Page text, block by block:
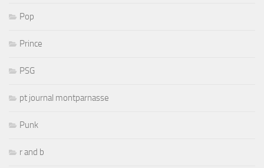
Pop
Prince
PSG
pt journal montparnasse
Punk
r and b